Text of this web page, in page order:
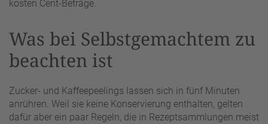
kosten Cent-Beträge.
Was bei Selbstgemachtem zu
beachten ist
Zucker- und Kaffeepeelings lassen sich in fünf Minuten
anrühren. Weil sie keine Konservierung enthalten, gelten
dafür aber ein paar Regeln, die in Rezeptsammlungen meist